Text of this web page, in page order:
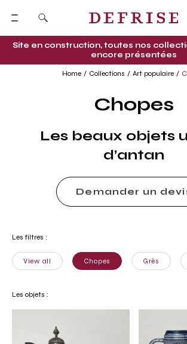
Site en construction, toutes nos
encore présentées
Home Collections Art populaire
Chopes
Les beaux objets
d’antan
Demander un
Les filtres :
View all Chopes Grès
Les objets :